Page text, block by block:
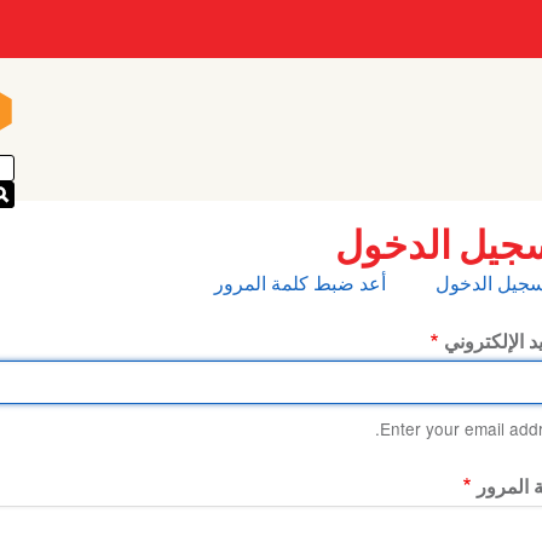
الدخول
الدخول أعد ضبط كلمة المرور
الإلكتروني
Enter your email
المرور